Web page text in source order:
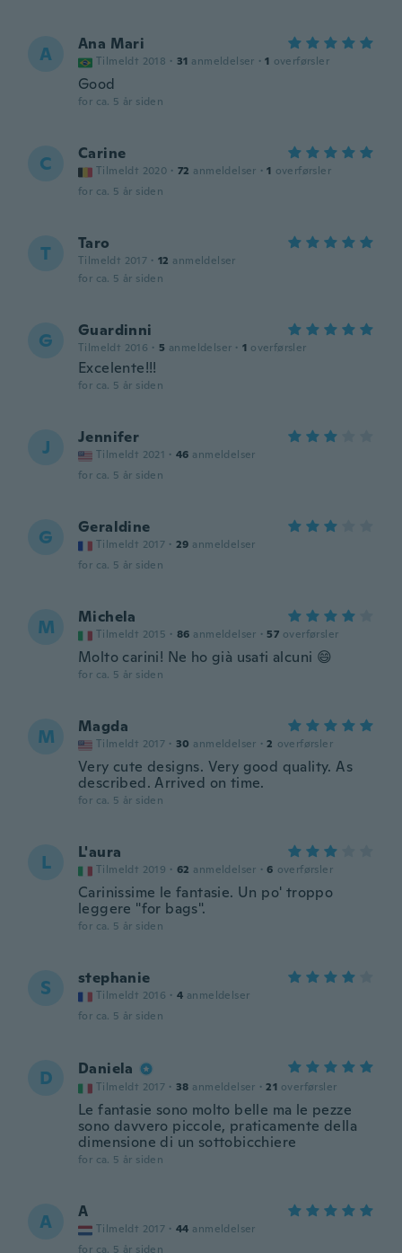
A Ana Mari
Tilmeldt 2018 · 31 anmeldelser · 1 overførsler
Good
for ca. 5 år siden
C Carine
Tilmeldt 2020 · 72 anmeldelser · 1 overførsler
for ca. 5 år siden
T Taro
Tilmeldt 2017 · 12 anmeldelser
for ca. 5 år siden
G Guardinni
Tilmeldt 2016 · 5 anmeldelser · 1 overførsler
Excelente!!!
for ca. 5 år siden
J Jennifer
Tilmeldt 2021 · 46 anmeldelser
for ca. 5 år siden
G Geraldine
Tilmeldt 2017 · 29 anmeldelser
for ca. 5 år siden
M Michela
Tilmeldt 2015 · 86 anmeldelser · 57 overførsler
Molto carini! Ne ho già usati alcuni 😄
for ca. 5 år siden
M Magda
Tilmeldt 2017 · 30 anmeldelser · 2 overførsler
Very cute designs. Very good quality. As
described. Arrived on time.
for ca. 5 år siden
L L'aura
Tilmeldt 2019 · 62 anmeldelser · 6 overførsler
Carinissime le fantasie. Un po' troppo
leggere "for bags".
for ca. 5 år siden
S stephanie
Tilmeldt 2016 · 4 anmeldelser
for ca. 5 år siden
D Daniela
Tilmeldt 2017 · 38 anmeldelser · 21 overførsler
Le fantasie sono molto belle ma le pezze
sono davvero piccole, praticamente della
dimensione di un sottobicchiere
for ca. 5 år siden
A A
Tilmeldt 2017 · 44 anmeldelser
for ca. 5 år siden